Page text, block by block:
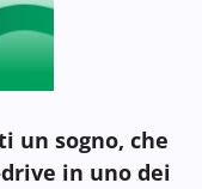
un sogno, che
in uno dei